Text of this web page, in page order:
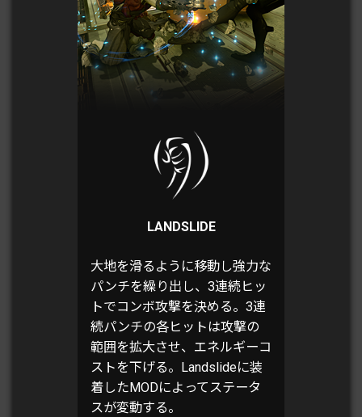
LANDSLIDE
大地を滑るように移動し強力な
パンチを繰り出し、3連続ヒッ
トでコンボ攻撃を決める。3連
続パンチの各ヒットは攻撃の
範囲を拡大させ、エネルギーコ
ストを下げる。Landslideに装
着したMODによってステータ
スが変動する。